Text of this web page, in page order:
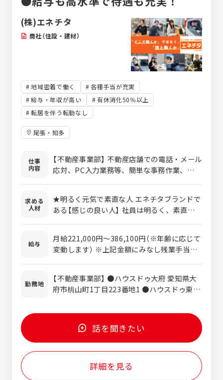
(株)エネチタ
商社（住設・建材）
地域密着で働く
各種手当が充実
給与・年収が高い
有休消化50％以上
転居を伴う転勤なし
尾張・知多
仕事
内容
【不動産事業部】 不動産店舗での電話・メール
応対、PC入力業務等、簡単な事務作業、市役
務経験がない方やブランクがある方なども大
歓迎です◎ どこにお願いしても商品・価格は
同じです。 だからこそ【人】で選んで頂ける会
社を目指しております！ お客様のお役に立ち
たいという気持ちを一番に業務に取り組んで
求める
人材
★明るく元気で素直な人 エネチタブランドで
ある【感じの良い人】 社員は明るく、素直な人
要と考えています。 ★すぐに行動できる人 一
般的な企業に比べ、更にスピード感が重視さ
れています。日々の業務はもちろん、お客様
への対応、業務改善、あらゆる場面でスピー
ド感を求めています。 業務を早く終わらせる
で助け合える人 能力や知識・経験は一切問い
ません！ エネチタではチームワークを最も大
切にしています！ 自分１人で成果を出すより
もチームで助け合って店舗の目標を達成して
いく、チームとしての成果・成長を大切にし
ています！！
給与
月給221,000円～386,100円（※年齢に応じて
変動します） ※上記金額にみなし残業手当含
給 年1回（4月） 平均年収 648万円（2025年
実績） 業界トップクラスの年収です！ ※愛
464万円、三重県の平均年収481万円 ◇イン
センティブあり ◇ 交通費支給 （ガソリン代
を基本とし、上限37,920円まで支給） ◇ 雇用
勤務地
【不動産事業部】 ●ハウスドゥ大府 愛知県大
府市桃山町1丁目223番地1 ●ハウスドゥ東海
東浦・阿久比 愛知県知多郡東浦町緒川下出口
24番1 ●ハウスドゥ常滑 愛知県常滑市栄町二
丁目1 ●ハウスドゥ知多 愛知県知多市清水が
丘1丁目1712番 ●ハウスドゥ半田中央 愛知
県半田市星崎町3丁目22-9 ●ハウスドゥ半田
武豊 愛知県半田市青山4丁目4-14 ◆ハウスド
話を聞きたい
詳細を見る